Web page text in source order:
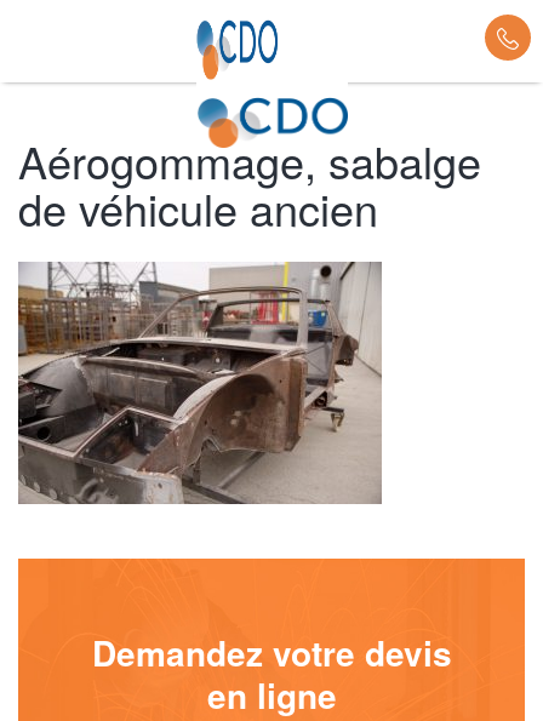
Aérogommage, sabalge
de véhicule ancien
Demandez votre devis
en ligne